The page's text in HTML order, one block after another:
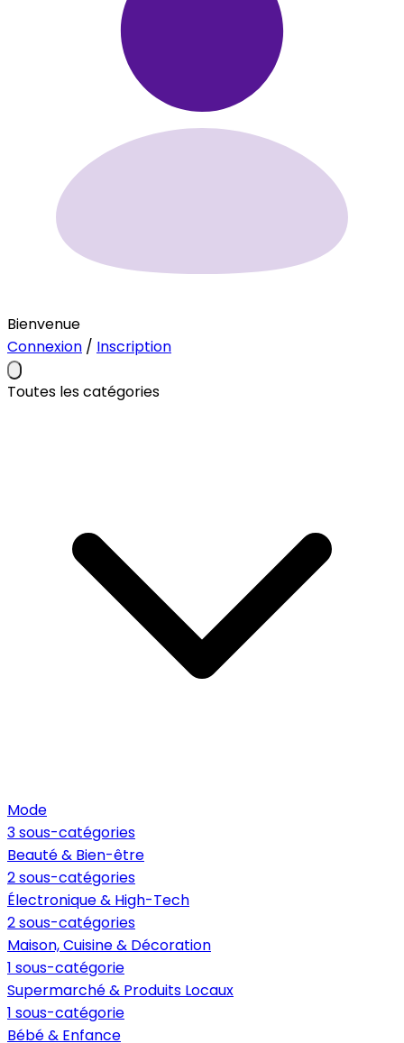
Bienvenue
Connexion / Inscription
Toutes les catégories
Mode
3 sous-catégories
Beauté & Bien-être
2 sous-catégories
Électronique & High-Tech
2 sous-catégories
Maison, Cuisine & Décoration
1 sous-catégorie
Supermarché & Produits Locaux
1 sous-catégorie
Bébé & Enfance